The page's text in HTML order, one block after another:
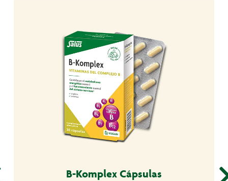
B-Komplex Cápsulas